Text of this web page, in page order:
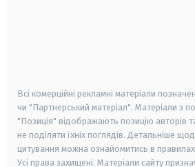
Всі комерційні рекламні матеріали
чи "Партнерський матеріал". Матеріали з
"Позиція" відображають позицію авторів
не поділяти їхніх поглядів. Детальніше
цитування можна ознайомитись в
Усі права захищені. Матеріали сайту